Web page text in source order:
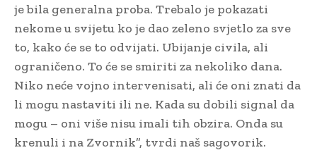
je bila generalna proba. Trebalo je pokazati
nekome u svijetu ko je dao zeleno svjetlo za sve
to, kako će se to odvijati. Ubijanje civila, ali
ograničeno. To će se smiriti za nekoliko dana.
Niko neće vojno intervenisati, ali će oni znati da
li mogu nastaviti ili ne. Kada su dobili signal da
mogu – oni više nisu imali tih obzira. Onda su
krenuli i na Zvornik”, tvrdi naš sagovorik.